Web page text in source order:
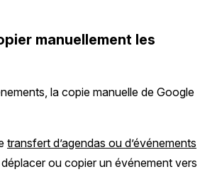
manuellement les
la copie manuelle de Google
transfert d’agendas ou d’événements
ou copier un événement vers